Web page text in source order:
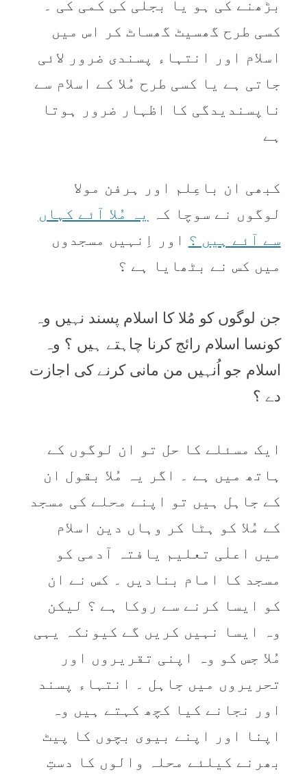
بڑھنے کی ہو يا بجلی کی کمی کی ۔
کسی طرح گھسيٹ گھساٹ کر اس میں
اسلام اور انتہاء پسندی ضرور لائی
جاتی ہے يا کسی طرح مُلا کے اسلام سے
ناپسنديدگی کا اظہار ضرور ہوتا
ہے
کبھی ان باعِلم اور ہرفن مولا
لوگوں نے سوچا کہ
يہ مُلا آئے کہاں
سے آئے ہيں ؟ اور اِنہيں مسجدوں
میں کس نے بٹھایا ہے ؟
جن لوگوں کو مُلا کا اسلام پسند نہيں وہ
کونسا اسلام رائج کرنا چاہتے ہيں ؟ وہ
اسلام جو اُنہيں من مانی کرنے کی اجازت
دے ؟
ايک مسئلے کا حل تو ان لوگوں کے
ہاتھ ميں ہے ۔ اگر یہ مُلا بقول ان
کے جاہل ہیں تو اپنے محلے کی مسجد
کے مُلا کو ہٹا کر وہاں دين اسلام
میں اعلٰی تعليم یافتہ آدمی کو
مسجد کا امام بناديں ۔ کس نے ان
کو ايسا کرنے سے روکا ہے ؟ ليکن
وہ ايسا نہيں کريں گے کيونکہ يہی
مُلا جس کو وہ اپنی تقريروں اور
تحريروں میں جاہل ۔ انتہاء پسند
اور نجانے کيا کچھ کہتے ہيں وہ
اپنا اور اپنے بيوی بچوں کا پیٹ
بھرنے کيلئے محلہ والوں کا دستِ